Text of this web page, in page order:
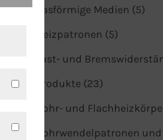
gasförmige Medien (5)
Heizpatronen (5)
Last- und
Produkte (23)
Rohr- und
Rohrwendelpatronen